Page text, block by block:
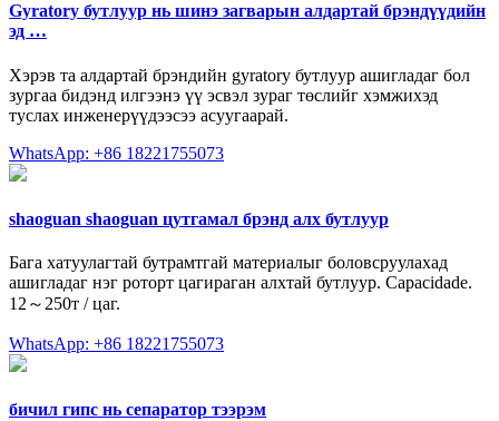
Gyratory бутлуур нь шинэ загварын алдартай брэндүүдийн
эд …
Хэрэв та алдартай брэндийн gyratory бутлуур ашигладаг бол
зургаа бидэнд илгээнэ үү эсвэл зураг төслийг хэмжихэд
туслах инженерүүдээсээ асуугаарай.
WhatsApp: +86 18221755073
shaoguan shaoguan цутгамал брэнд алх бутлуур
Бага хатуулагтай бутрамтгай материалыг боловсруулахад
ашигладаг нэг роторт цагираган алхтай бутлуур. Capacidade.
12～250т / цаг.
WhatsApp: +86 18221755073
бичил гипс нь сепаратор тээрэм